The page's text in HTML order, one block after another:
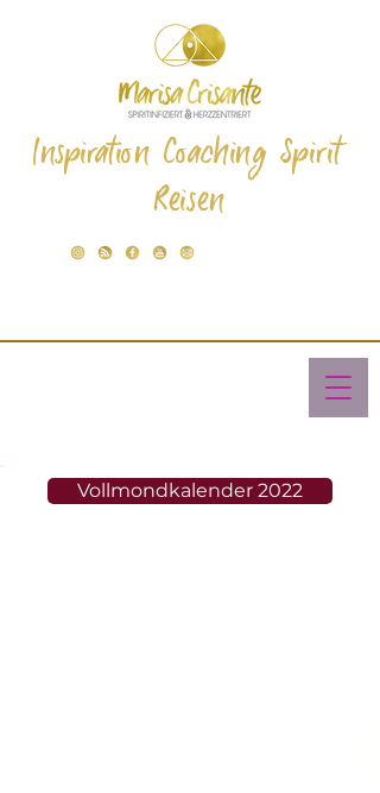
Inspiration Coaching Spirit
Reisen
Vollmondkalender 2022